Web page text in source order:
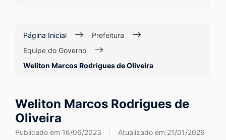
para
Página Inicial
Prefeitura
Equipe do Governo
Weliton Marcos Rodrigues de Oliveira
Weliton Marcos Rodrigues de
Oliveira
Publicado em 16/06/2023 Atualizado em 21/01/2026